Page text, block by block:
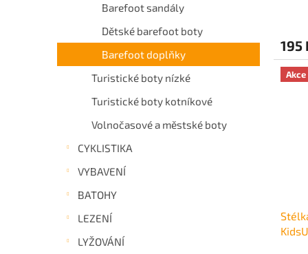
Barefoot sandály
Dětské barefoot boty
Barefoot doplňky
Turistické boty nízké
Turistické boty kotníkové
Volnočasové a městské boty
CYKLISTIKA
VYBAVENÍ
BATOHY
LEZENÍ
LYŽOVÁNÍ
195
Akce